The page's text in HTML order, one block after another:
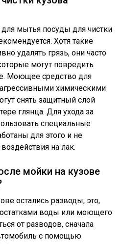
мытья посуды для чистки
Хотя такие
удалять грязь, они часто
могут повредить
Моющее средство для
химическими
снять защитный слой
глянца. Для ухода за
специальные
для этого и не
на лак.
мойки на кузове
остались разводы, это,
остатками воды или моющего
от разводов, сначала
с помощью